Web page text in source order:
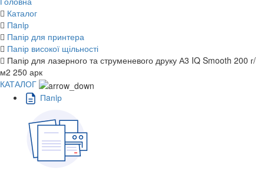
Каталог
Пaпiр
Папір для принтера
Папір високої щільності
Папір для лазерного та струменевого друку А3 IQ Smooth 200 г/
м2 250 арк
КАТАЛОГ
Пaпiр